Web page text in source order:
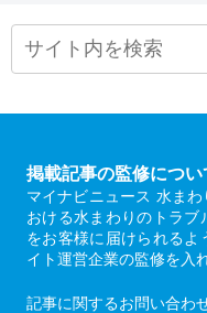
掲載記事の監修につい
マイナビニュース 水ま
おける水まわりのトラブ
をお客様に届けられる
イト運営企業の監修を入
記事に関するお問い合わ